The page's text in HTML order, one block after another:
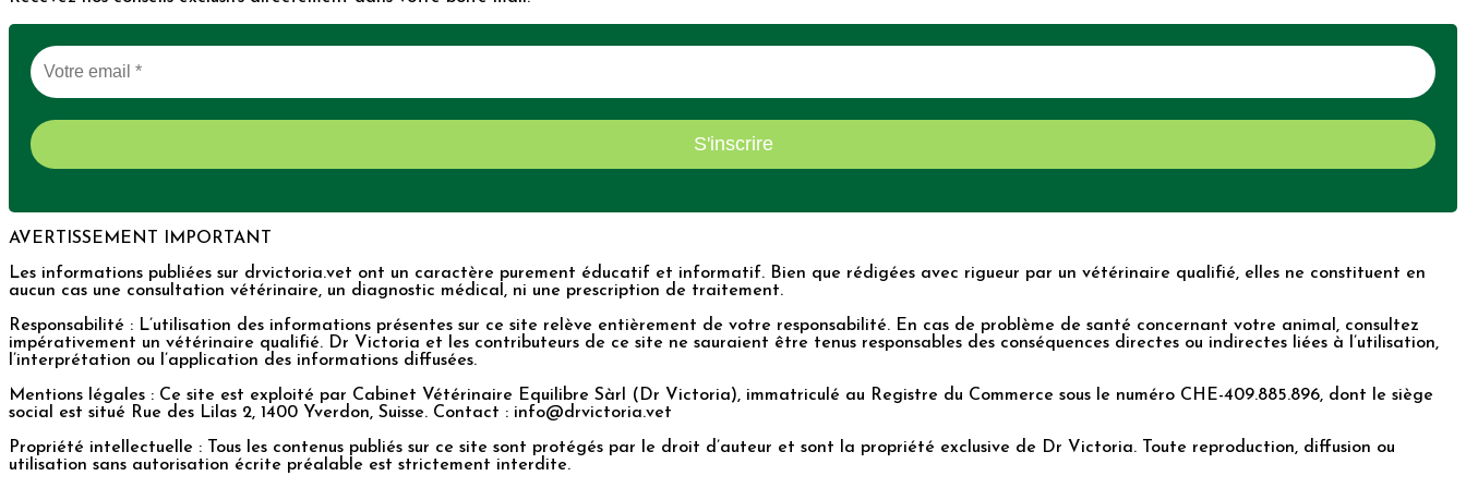
AVERTISSEMENT IMPORTANT
Les informations publiées sur drvictoria.vet ont un caractère purement éducatif et informatif. Bien que rédigées avec rigueur par un vétérinaire qualifié, elles ne constituent en
aucun cas une consultation vétérinaire, un diagnostic médical, ni une prescription de traitement.
Responsabilité : L’utilisation des informations présentes sur ce site relève entièrement de votre responsabilité. En cas de problème de santé concernant votre animal, consultez
impérativement un vétérinaire qualifié. Dr Victoria et les contributeurs de ce site ne sauraient être tenus responsables des conséquences directes ou indirectes liées à l’utilisation,
l’interprétation ou l’application des informations diffusées.
Mentions légales : Ce site est exploité par Cabinet Vétérinaire Equilibre Sàrl (Dr Victoria), immatriculé au Registre du Commerce sous le numéro CHE-409.885.896, dont le siège
social est situé Rue des Lilas 2, 1400 Yverdon, Suisse. Contact : info@drvictoria.vet
Propriété intellectuelle : Tous les contenus publiés sur ce site sont protégés par le droit d’auteur et sont la propriété exclusive de Dr Victoria. Toute reproduction, diffusion ou
utilisation sans autorisation écrite préalable est strictement interdite.